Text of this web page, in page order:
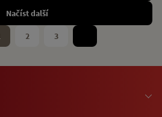
Načíst další
2 3